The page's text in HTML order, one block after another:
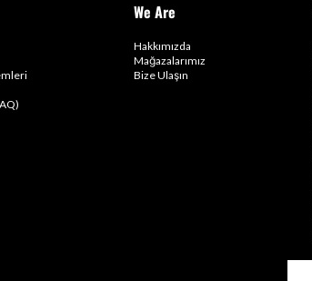
We Are
Hakkımızda
Mağazalarımız
Bize Ulaşın